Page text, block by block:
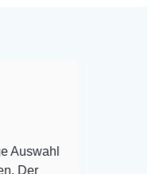
Auswahl plus